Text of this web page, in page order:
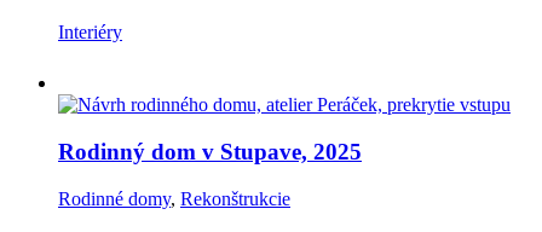
Interiéry
Rodinný dom v Stupave, 2025
Rodinné domy, Rekonštrukcie